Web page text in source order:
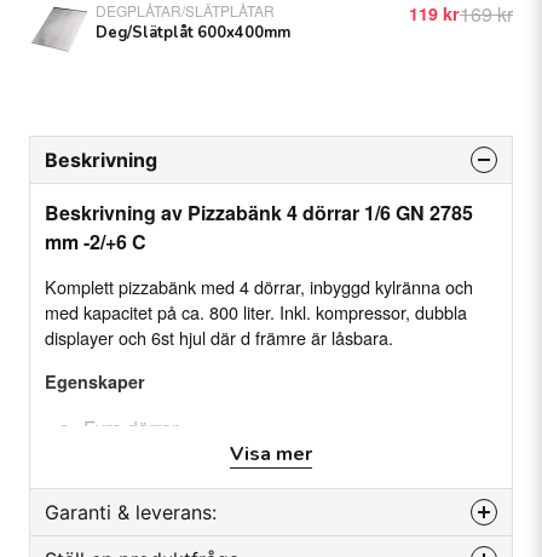
DEGPLÅTAR/SLÄTPLÅTAR
Deg/Slätplåt 600x400mm
169 kr
119 kr
Beskrivning
Beskrivning av Pizzabänk 4 dörrar 1/6 GN 2785
mm -2/+6 C
Komplett pizzabänk med 4 dörrar, inbyggd kylränna och
med kapacitet på ca. 800 liter. Inkl. kompressor, dubbla
displayer och 6st hjul där d främre är låsbara.
Egenskaper
Fyra dörrar
Inbyggd kylränna inkl. 2-sektioner med lock
Dubbla Embraco-kompressorer
Visa mer
Garanti & leverans: